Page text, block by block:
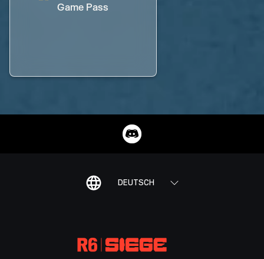
Game Pass
DEUTSCH